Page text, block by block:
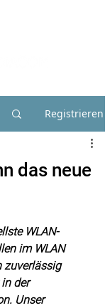
Registrieren
das neue
WLAN-
im WLAN
zuverlässig
in der
Unser